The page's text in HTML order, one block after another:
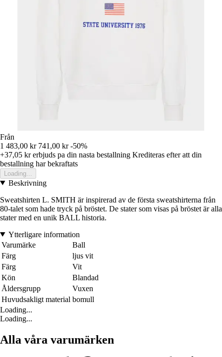
Från
1 483,00 kr 741,00 kr -50%
+37,05 krerbjuds pa din nasta bestallning Krediteras efter att din
bestallning har bekraftats
Loading...
Beskrivning
Sweatshirten L. SMITH är inspirerad av de första sweatshirterna från
80-talet som hade tryck på bröstet. De stater som visas på bröstet är alla
stater med en unik BALL historia.
Ytterligare information
Varumärke
Ball
Färg
ljus vit
Färg
Vit
Kön
Blandad
Åldersgrupp
Vuxen
Huvudsakligt material bomull
Loading...
Loading...
Alla våra varumärken